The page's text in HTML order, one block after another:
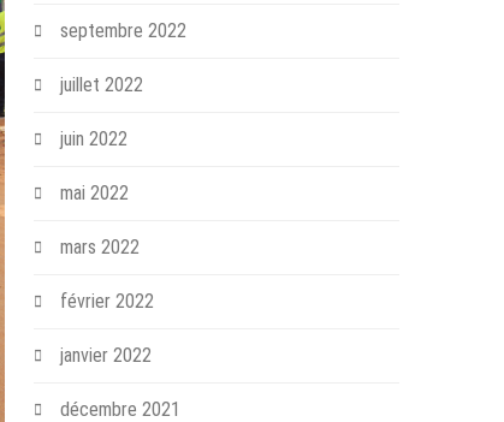
septembre 2022
juillet 2022
juin 2022
mai 2022
mars 2022
février 2022
janvier 2022
décembre 2021